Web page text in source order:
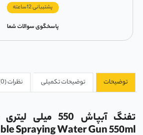
پشتیبانی 12ساعته
پاسخگوی سوالات شما
توضیحات توضیحات تکمیلی نظرات (0)
Spraying Water Gun 550ml